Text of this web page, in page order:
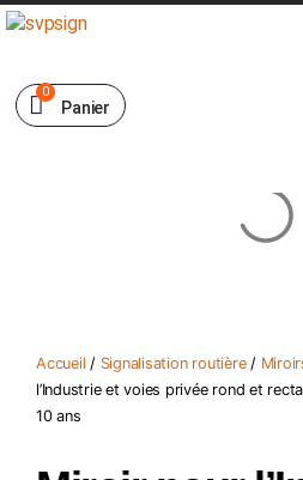
Panier
0
Accueil / Signalisation routière/
l’Industrie et voies privée rond et
10 ans